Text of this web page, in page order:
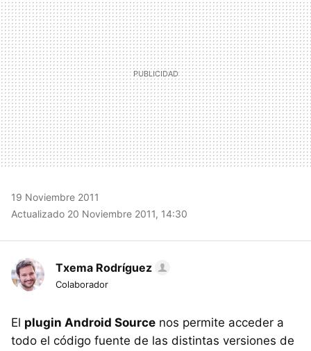
19 Noviembre 2011
Actualizado 20 Noviembre 2011, 14:30
Txema Rodríguez
Colaborador
El plugin Android Source nos permite acceder a
todo el código fuente de las distintas versiones de